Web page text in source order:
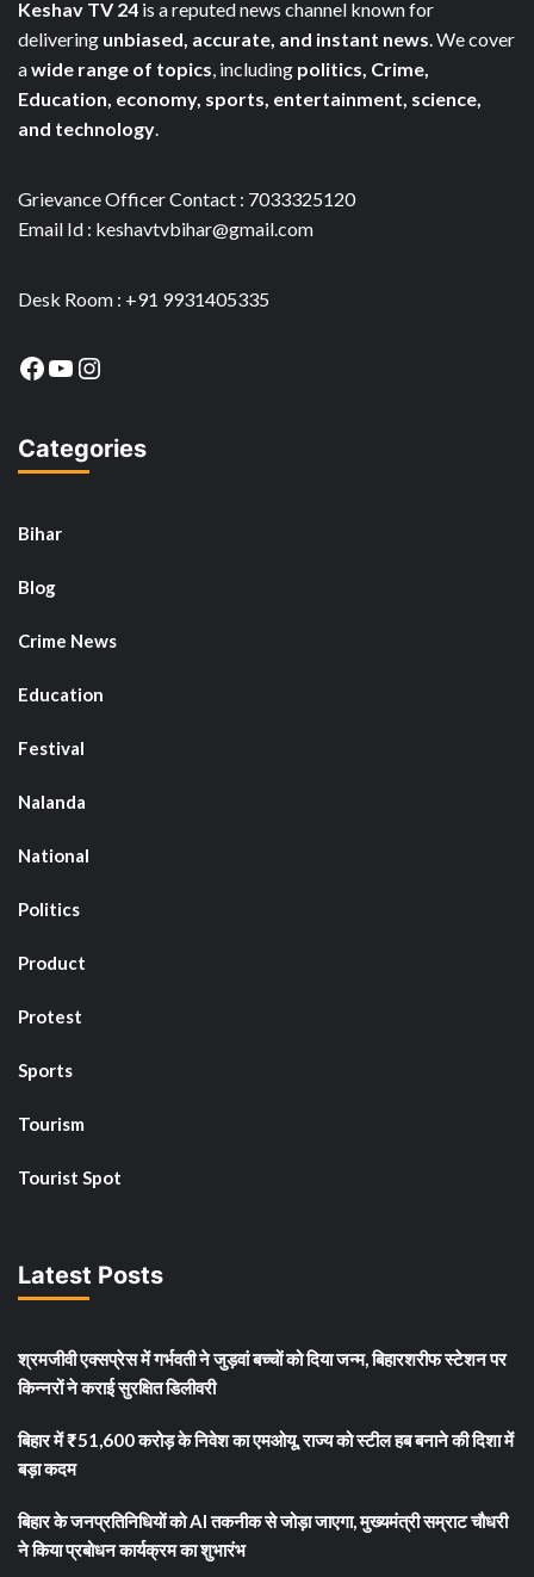
Keshav TV 24 is a reputed news channel known for
delivering unbiased, accurate, and instant news. We cover
awide range of topics, including politics, Crime,
Education, economy, sports, entertainment, science,
and technology.
Grievance Officer Contact : 7033325120
Email Id : keshavtvbihar@gmail.com
Desk Room : +91 9931405335
Facebook
YouTube
Instagram
Categories
Bihar
Blog
Crime News
Education
Festival
Nalanda
National
Politics
Product
Protest
Sports
Tourism
Tourist Spot
Latest Posts
श्रमजीवी एक्सप्रेस में गर्भवती ने जुड़वां बच्चों को दिया जन्म, बिहारशरीफ स्टेशन पर
किन्नरों ने कराई सुरक्षित डिलीवरी
बिहार में ₹51,600 करोड़ के निवेश का एमओयू, राज्य को स्टील हब बनाने की दिशा में
बड़ा कदम
बिहार के जनप्रतिनिधियों को AI तकनीक से जोड़ा जाएगा, मुख्यमंत्री सम्राट चौधरी
ने किया प्रबोधन कार्यक्रम का शुभारंभ